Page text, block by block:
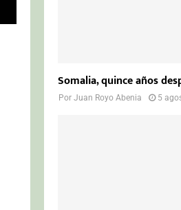
Somalia, quince años
PorJuan Royo Abenia 5